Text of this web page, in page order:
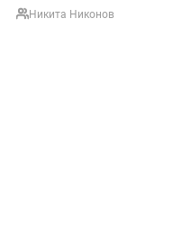
Никита Никонов